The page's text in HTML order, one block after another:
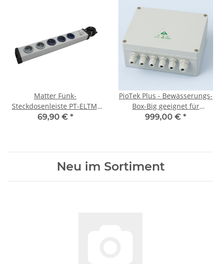
Matter Funk-
Steckdosenleiste PT-ELTM,
5-fach , 3 schaltbar, 2
69,90 € *
PioTek Plus - Bewässerungs-
Box-Big geeignet für
Homematic und
999,00 € *
Neu im Sortiment